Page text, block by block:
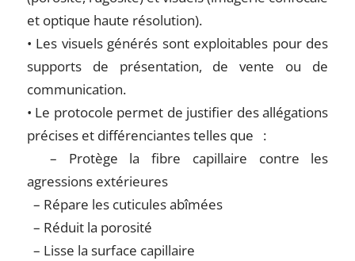
et optique haute résolution).
• Les visuels générés sont exploitables pour des
supports de présentation, de vente ou de
communication.
• Le protocole permet de justifier des allégations
précises et différenciantes telles que :
– Protège la fibre capillaire contre les
agressions extérieures
– Répare les cuticules abîmées
– Réduit la porosité
– Lisse la surface capillaire